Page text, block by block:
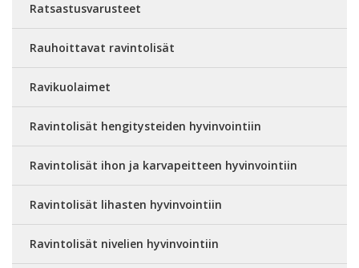
Ratsastusvarusteet
Rauhoittavat ravintolisät
Ravikuolaimet
Ravintolisät hengitysteiden hyvinvointiin
Ravintolisät ihon ja karvapeitteen hyvinvointiin
Ravintolisät lihasten hyvinvointiin
Ravintolisät nivelien hyvinvointiin